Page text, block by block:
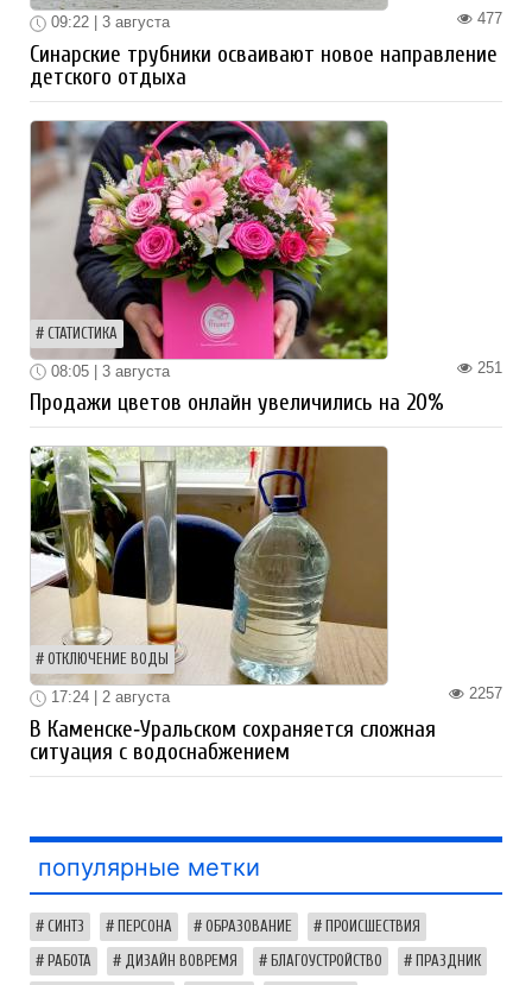
477
09:22 | 3 августа
Синарские трубники осваивают новое направление
детского отдыха
СТАТИСТИКА
251
08:05 | 3 августа
Продажи цветов онлайн увеличились на 20%
ОТКЛЮЧЕНИЕ ВОДЫ
2257
17:24 | 2 августа
В Каменске‑Уральском сохраняется сложная
ситуация с водоснабжением
популярные метки
СИНТЗ ПЕРСОНА ОБРАЗОВАНИЕ ПРОИСШЕСТВИЯ
РАБОТА ДИЗАЙН ВОВРЕМЯ БЛАГОУСТРОЙСТВО ПРАЗДНИК